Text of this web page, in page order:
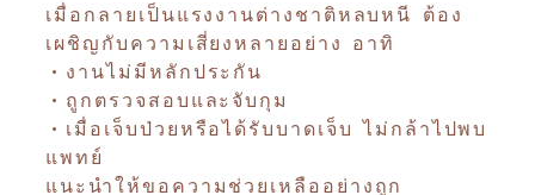
เมื่อกลายเป็นแรงงานต่างชาติหลบหนี ต้อง
เผชิญกับความเสี่ยงหลายอย่าง อาทิ
•งานไม่มีหลักประกัน
•ถูกตรวจสอบและจับกุม
•เมื่อเจ็บป่วยหรือได้รับบาดเจ็บ ไม่กล้าไปพบ
แพทย์
แนะนำให้ขอความช่วยเหลืออย่างถูก